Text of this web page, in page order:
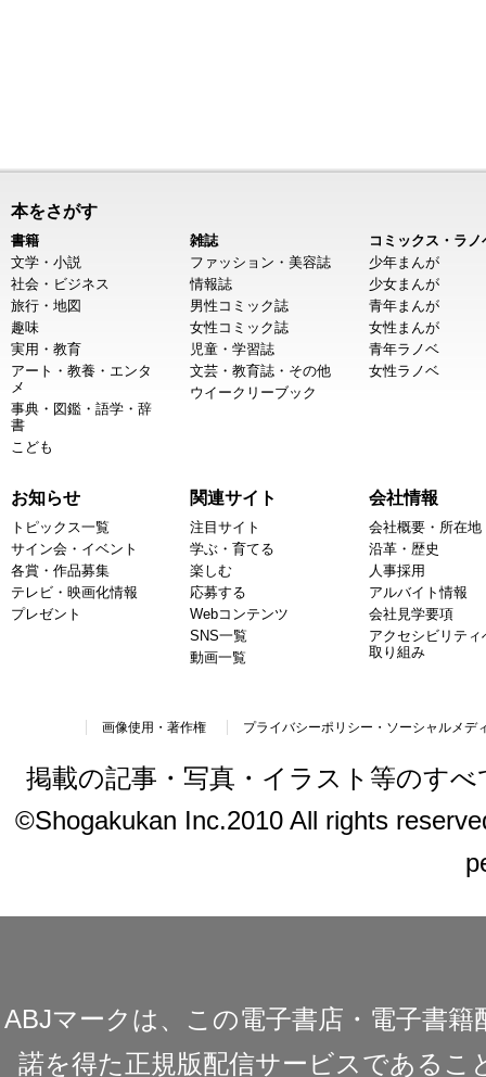
本をさがす
書籍
文学・小説
社会・ビジネス
旅行・地図
趣味
実用・教育
アート・教養・エンタ
メ
事典・図鑑・語学・辞
書
こども
雑誌
ファッション・美容誌
情報誌
男性コミック誌
女性コミック誌
児童・学習誌
文芸・教育誌・その他
ウイークリーブック
コミックス・ラノ
少年まんが
少女まんが
青年まんが
女性まんが
青年ラノベ
女性ラノベ
お知らせ
トピックス一覧
サイン会・イベント
各賞・作品募集
テレビ・映画化情報
プレゼント
関連サイト
注目サイト
学ぶ・育てる
楽しむ
応募する
Webコンテンツ
SNS一覧
動画一覧
会社情報
会社概要・所在地
沿革・歴史
人事採用
アルバイト情報
会社見学要項
アクセシビリティ
取り組み
画像使用・著作権 プライバシーポリシー・ソーシャルメデ
掲載の記事・写真・イラスト等のす
©Shogakukan Inc.2010 All rights
ABJマークは、この電子書店・電子書
諾を得た正規版配信サービスであるこ